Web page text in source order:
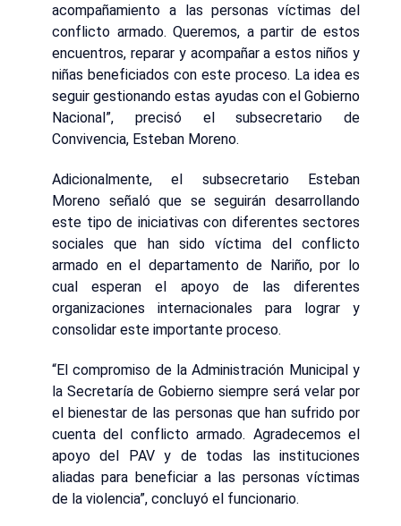
acompañamiento a las personas víctimas del
conflicto armado. Queremos, a partir de estos
encuentros, reparar y acompañar a estos niños y
niñas beneficiados con este proceso. La idea es
seguir gestionando estas ayudas con el Gobierno
Nacional”, precisó el subsecretario de
Convivencia, Esteban Moreno.
Adicionalmente, el subsecretario Esteban
Moreno señaló que se seguirán desarrollando
este tipo de iniciativas con diferentes sectores
sociales que han sido víctima del conflicto
armado en el departamento de Nariño, por lo
cual esperan el apoyo de las diferentes
organizaciones internacionales para lograr y
consolidar este importante proceso.
“El compromiso de la Administración Municipal y
la Secretaría de Gobierno siempre será velar por
el bienestar de las personas que han sufrido por
cuenta del conflicto armado. Agradecemos el
apoyo del PAV y de todas las instituciones
aliadas para beneficiar a las personas víctimas
de la violencia”, concluyó el funcionario.